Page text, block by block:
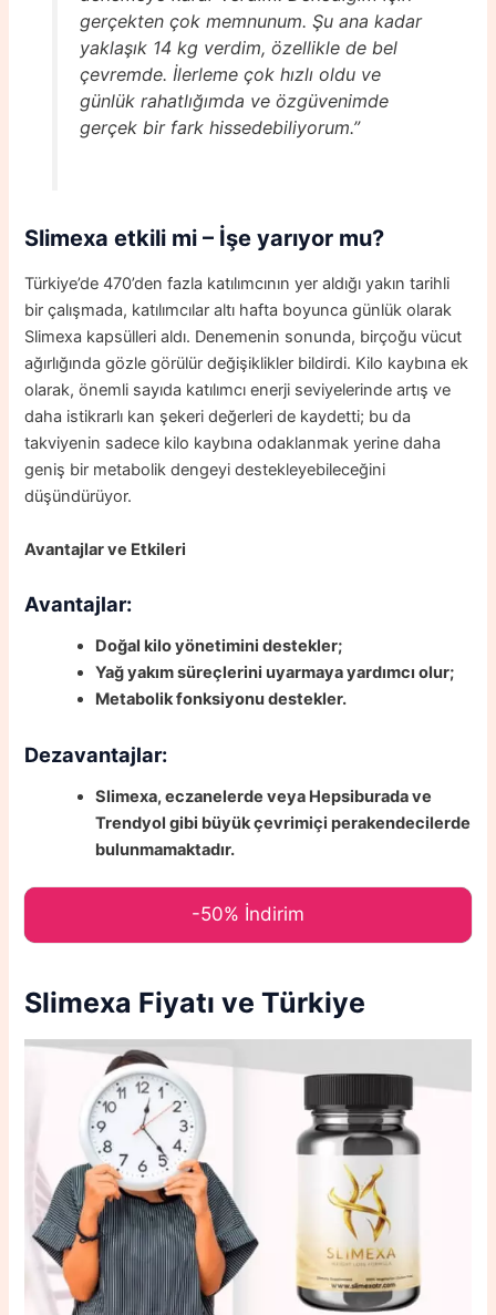
gerçekten çok memnunum. Şu ana kadar
yaklaşık 14 kg verdim, özellikle de bel
çevremde. İlerleme çok hızlı oldu ve
günlük rahatlığımda ve özgüvenimde
gerçek bir fark hissedebiliyorum.”
Slimexa etkili mi – İşe yarıyor mu?
Türkiye’de 470’den fazla katılımcının yer aldığı yakın tarihli
bir çalışmada, katılımcılar altı hafta boyunca günlük olarak
Slimexa kapsülleri aldı. Denemenin sonunda, birçoğu vücut
ağırlığında gözle görülür değişiklikler bildirdi. Kilo kaybına ek
olarak, önemli sayıda katılımcı enerji seviyelerinde artış ve
daha istikrarlı kan şekeri değerleri de kaydetti; bu da
takviyenin sadece kilo kaybına odaklanmak yerine daha
geniş bir metabolik dengeyi destekleyebileceğini
düşündürüyor.
Avantajlar ve Etkileri
Avantajlar:
Doğal kilo yönetimini destekler;
Yağ yakım süreçlerini uyarmaya yardımcı olur;
Metabolik fonksiyonu destekler.
Dezavantajlar:
Slimexa, eczanelerde veya Hepsiburada ve
Trendyol gibi büyük çevrimiçi perakendecilerde
bulunmamaktadır.
-50% İndirim
Slimexa Fiyatı ve Türkiye